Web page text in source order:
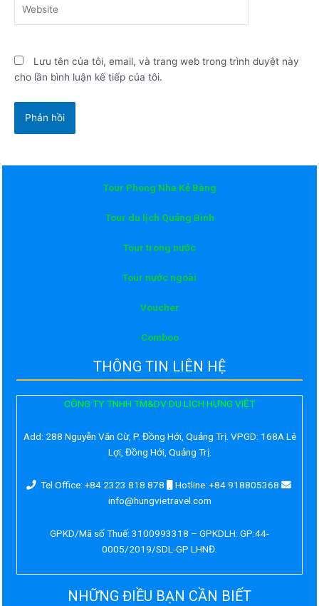
Lưu tên của tôi, email, và trang web trong trình duyệt này
cho lần bình luận kế tiếp của tôi.
Tour Phong Nha Kẻ Bàng
Tour du lịch Quảng Bình
Tour trong nước
Tour nước ngoài
Voucher
Comboo
THÔNG TIN LIÊN HỆ
CÔNG TY TNHH TM&DV DU LỊCH HƯNG VIỆT
Add: 288 Nguyễn Văn Cừ, P. Đồng Hới, Quảng Trị. VPGD: 168A Lê
Lợi, Đồng Hới, Quảng Trị.
Tel Office: +84 2323 818 878
Hotline: +84 918805368
info@hungvietravel.com
GPKD/Mã số Thuế: 3100993318 – GPKDLH: GP:44-
0005/2019/SDL-GP LHNĐ.
NHỮNG ĐIỀU BẠN CẦN BIẾT